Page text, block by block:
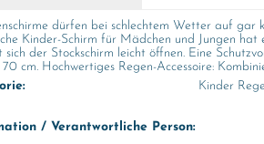
dürfen bei schlechtem Wetter auf gar
Kinder-Schirm für Mädchen und Jungen
sich der Stockschirm leicht öffnen. Eine
cm. Hochwertiges Regen-Accessoire:
Kinder
/ Verantwortliche Person: